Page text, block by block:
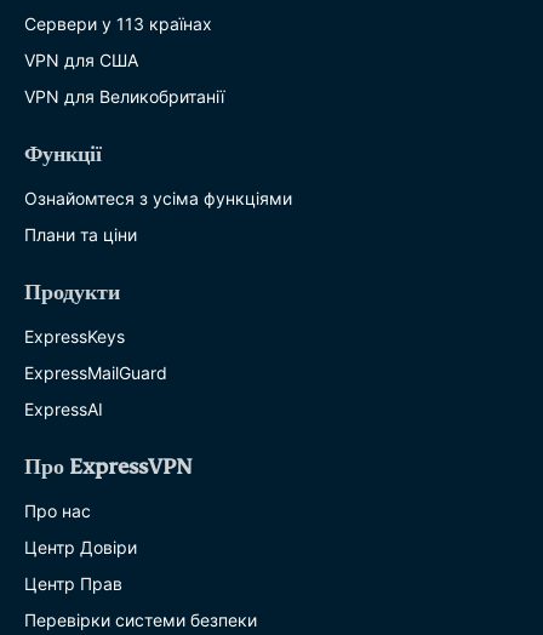
Сервери у 113 країнах
VPN для США
VPN для Великобританії
Функції
Ознайомтеся з усіма функціями
Плани та ціни
Продукти
ExpressKeys
ExpressMailGuard
ExpressAI
Про ExpressVPN
Про нас
Центр Довіри
Центр Прав
Перевірки системи безпеки